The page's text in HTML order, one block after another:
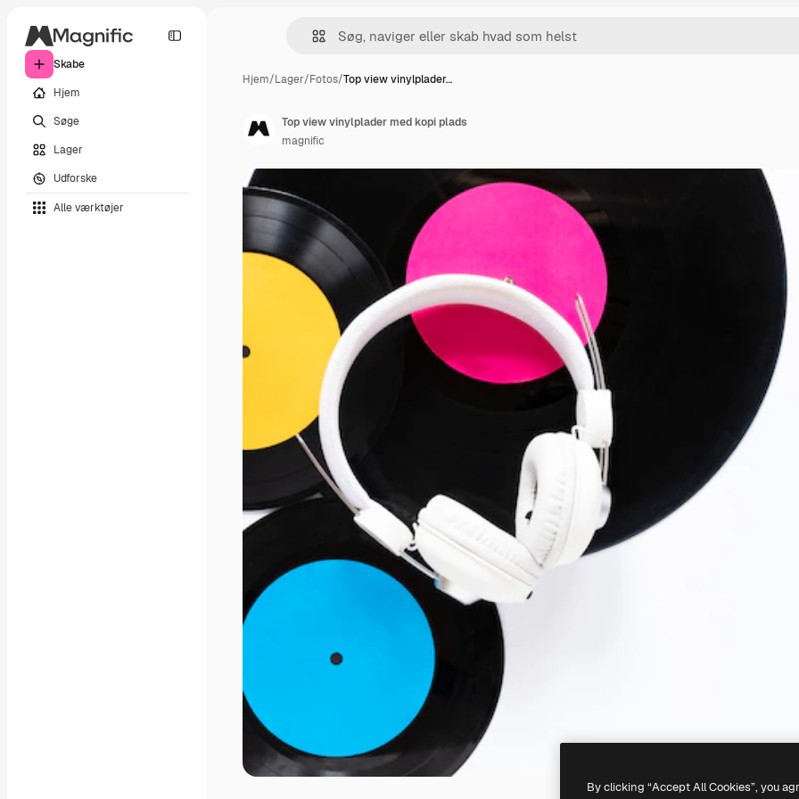
Skabe
Hjem
Søge
Lager
Udforske
Alle værktøjer
Hjem/Lager/Fotos/Top view vinylplader…
Top view vinylplader med kopi plads
magnific
By clicking “Accept All Cookies”, you